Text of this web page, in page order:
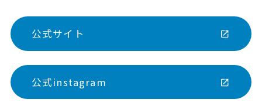
公式サイト
公式instagram